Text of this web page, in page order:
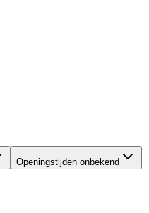
Openingstijden onbekend